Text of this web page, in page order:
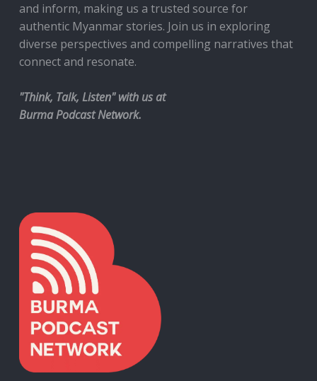
and inform, making us a trusted source for
authentic Myanmar stories. Join us in exploring
diverse perspectives and compelling narratives that
connect and resonate.
"Think, Talk, Listen" with us at
Burma Podcast Network.